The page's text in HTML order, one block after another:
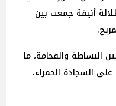
أنيقة جمعت بين
البساطة والفخامة، ما
السجادة الحمراء.